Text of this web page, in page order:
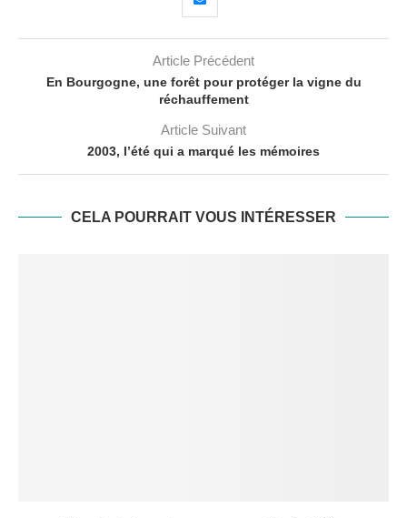
Article Précédent
En Bourgogne, une forêt pour protéger la vigne du
réchauffement
Article Suivant
2003, l’été qui a marqué les mémoires
CELA POURRAIT VOUS INTÉRESSER